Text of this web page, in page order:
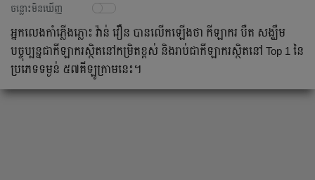
ចន្លោះមិនឃើញ
​អ្នក​លេង​​កាំ​ភ្លើង​ភ្លោះ វ៉ាន់​ វឿន បាន​លើក​ឡើង​ថា កីឡាករ​ បឺត សង្ឃឹម
បច្ចុប្បន្ន​ជា​កីឡាករ​ស្ថិត​នៅ​កម្រិត​​​ខ្ពស់​ និង​​រាប់​​ជា​កីឡាករ​​ស្ថិត​នៅ Top 1 នៃ​
ប្រភេទ​ទម្ងន់​ ៥៧​គីឡូក្រាម​នេះ​។